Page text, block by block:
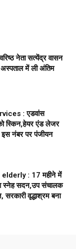
नेता सत्येंद्र वासन
में ली अंतिम
: एडवांस
स्किन,हेयर एंड लेजर
इस नंबर पर पंजीयन
: 17 महीने में
स्नेह सदन,उप संचालक
वृद्धाश्रम बना